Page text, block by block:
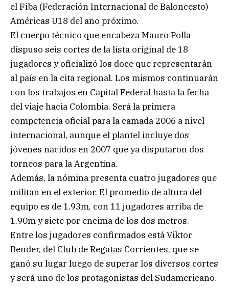
el Fiba (Federación Internacional de Baloncesto)
Américas U18 del año próximo.
El cuerpo técnico que encabeza Mauro Polla
dispuso seis cortes de la lista original de 18
jugadores y oficializó los doce que representarán
al país en la cita regional. Los mismos continuarán
con los trabajos en Capital Federal hasta la fecha
del viaje hacia Colombia. Será la primera
competencia oficial para la camada 2006 a nivel
internacional, aunque el plantel incluye dos
jóvenes nacidos en 2007 que ya disputaron dos
torneos para la Argentina.
Además, la nómina presenta cuatro jugadores que
militan en el exterior. El promedio de altura del
equipo es de 1.93m, con 11 jugadores arriba de
1.90m y siete por encima de los dos metros.
Entre los jugadores confirmados está Viktor
Bender, del Club de Regatas Corrientes, que se
ganó su lugar luego de superar los diversos cortes
y será uno de los protagonistas del Sudamericano.